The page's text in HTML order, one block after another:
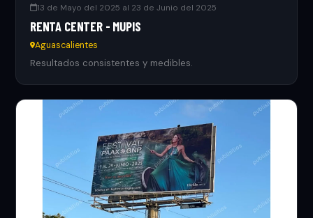
13 de Mayo del 2025 al 23 de Junio del 2025
RENTA CENTER - MUPIS
Aguascalientes
Resultados consistentes y medibles.